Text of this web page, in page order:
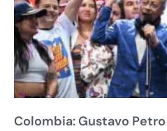
Colombia: Gustavo